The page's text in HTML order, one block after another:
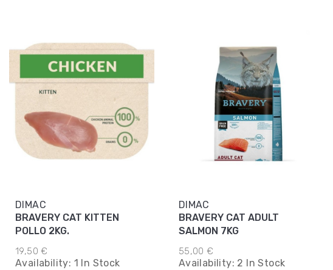
DIMAC
BRAVERY CAT KITTEN
POLLO 2KG.
19,50 €
Availability: 1 In Stock
DIMAC
BRAVERY CAT ADULT
SALMON 7KG
55,00 €
Availability: 2 In Stock